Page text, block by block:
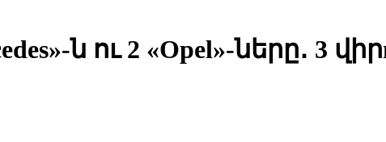
ն ու 2 «Opel»-ները․ 3